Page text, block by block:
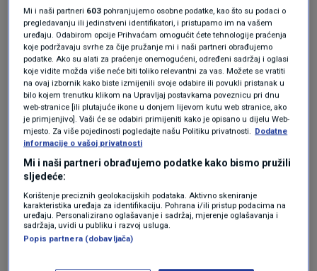
Mi i naši partneri 603 pohranjujemo osobne podatke, kao što su podaci o
pregledavanju ili jedinstveni identifikatori, i pristupamo im na vašem
uređaju. Odabirom opcije Prihvaćam omogućit ćete tehnologije praćenja
koje podržavaju svrhe za čije pružanje mi i naši partneri obrađujemo
podatke. Ako su alati za praćenje onemogućeni, određeni sadržaj i oglasi
koje vidite možda više neće biti toliko relevantni za vas. Možete se vratiti
na ovaj izbornik kako biste izmijenili svoje odabire ili povukli pristanak u
bilo kojem trenutku klikom na Upravljaj postavkama poveznicu pri dnu
web-stranice [ili plutajuće ikone u donjem lijevom kutu web stranice, ako
je primjenjivo]. Vaši će se odabiri primijeniti kako je opisano u dijelu Web-
mjesto. Za više pojedinosti pogledajte našu Politiku privatnosti. Dodatne
informacije o vašoj privatnosti
Mi i naši partneri obrađujemo podatke kako bismo pružili
sljedeće:
Korištenje preciznih geolokacijskih podataka. Aktivno skeniranje
karakteristika uređaja za identifikaciju. Pohrana i/ili pristup podacima na
uređaju. Personalizirano oglašavanje i sadržaj, mjerenje oglašavanja i
sadržaja, uvidi u publiku i razvoj usluga.
Popis partnera (dobavljača)